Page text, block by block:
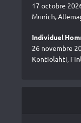
17 octobre
Munich,
Individuel
26 novembre
Kontiolahti,